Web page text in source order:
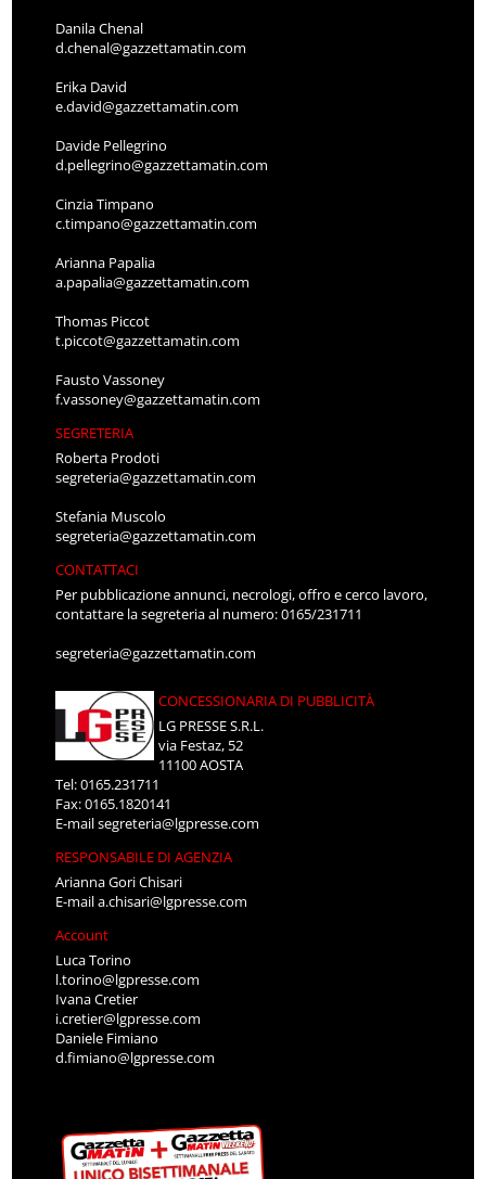
Danila Chenal
d.chenal@gazzettamatin.com
Erika David
e.david@gazzettamatin.com
Davide Pellegrino
d.pellegrino@gazzettamatin.com
Cinzia Timpano
c.timpano@gazzettamatin.com
Arianna Papalia
a.papalia@gazzettamatin.com
Thomas Piccot
t.piccot@gazzettamatin.com
Fausto Vassoney
f.vassoney@gazzettamatin.com
SEGRETERIA
Roberta Prodoti
segreteria@gazzettamatin.com
Stefania Muscolo
segreteria@gazzettamatin.com
CONTATTACI
Per pubblicazione annunci, necrologi, offro e cerco lavoro,
contattare la segreteria al numero: 0165/231711
segreteria@gazzettamatin.com
CONCESSIONARIA DI PUBBLICITÀ
LG PRESSE S.R.L.
via Festaz, 52
11100 AOSTA
Tel: 0165.231711
Fax: 0165.1820141
E-mailsegreteria@lgpresse.com
RESPONSABILE DI AGENZIA
Arianna Gori Chisari
E-maila.chisari@lgpresse.com
Account
Luca Torino
l.torino@lgpresse.com
Ivana Cretier
i.cretier@lgpresse.com
Daniele Fimiano
d.fimiano@lgpresse.com